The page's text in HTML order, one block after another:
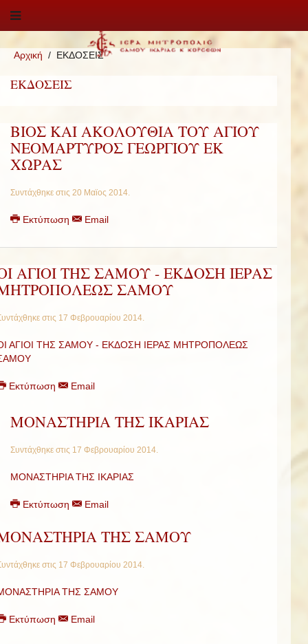
Αρχική ΕΚΔΟΣΕΙΣ
ΕΚΔΟΣΕΙΣ
ΒΙΟΣ ΚΑΙ ΑΚΟΛΟΥΘΙΑ ΤΟΥ ΑΓΙΟΥ
ΝΕΟΜΑΡΤΥΡΟΣ ΓΕΩΡΓΙΟΥ ΕΚ
ΧΩΡΑΣ
Συντάχθηκε στις 20 Μαϊος 2014.
Εκτύπωση Email
ΑΓΙΟΙ ΤΗΣ ΣΑΜΟΥ - ΕΚΔΟΣΗ ΙΕΡΑΣ
ΣΑΜΟΥ
στις 17 Φεβρουαρίου 2014.
ΑΓΙΟΙ ΤΗΣ ΣΑΜΟΥ - ΕΚΔΟΣΗ ΙΕΡΑΣ ΜΗΤΡΟΠΟΛΕΩΣ
Εκτύπωση Email
ΜΟΝΑΣΤΗΡΙΑ ΤΗΣ ΙΚΑΡΙΑΣ
Συντάχθηκε στις 17 Φεβρουαρίου 2014.
ΜΟΝΑΣΤΗΡΙΑ ΤΗΣ ΙΚΑΡΙΑΣ
Εκτύπωση Email
ΤΗΣ ΣΑΜΟΥ
στις 17 Φεβρουαρίου 2014.
ΤΗΣ ΣΑΜΟΥ
Εκτύπωση Email